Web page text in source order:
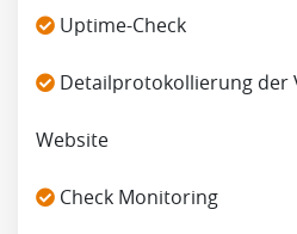
Uptime-Check
Detailprotokollierung der
Website
Check Monitoring